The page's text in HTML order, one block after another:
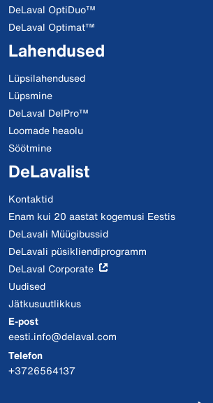
DeLaval OptiDuo™
DeLaval Optimat™
Lahendused
Lüpsilahendused
Lüpsmine
DeLaval DelPro™
Loomade heaolu
Söötmine
DeLavalist
Kontaktid
Enam kui 20 aastat kogemusi Eestis
DeLavali Müügibussid
DeLavali püsikliendiprogramm
DeLaval Corporate
Uudised
Jätkusuutlikkus
E-post
eesti.info@delaval.com
Telefon
+3726564137